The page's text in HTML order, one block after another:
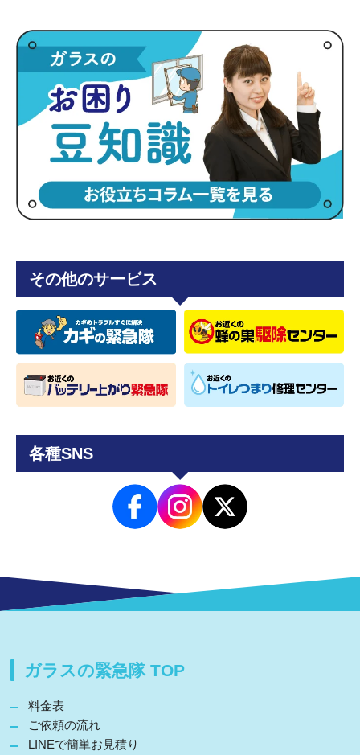
その他のサービス
各種SNS
ガラスの緊急隊 TOP
料金表
ご依頼の流れ
LINEで簡単お見積り